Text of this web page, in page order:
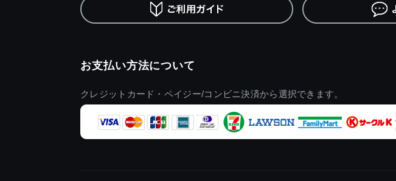
お支払い方法について
クレジットカード・ペイジー/コンビニ決済から選択できます。